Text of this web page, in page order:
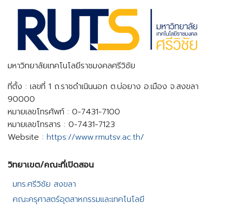
มหาวิทยาลัยเทคโนโลยีราชมงคลศรีวิชัย
ที่ตั้ง : เลขที่ 1 ถ.ราชดำเนินนอก ต.บ่อยาง อ.เมือง จ.สงขลา
90000
หมายเลขโทรศัพท์ : 0-7431-7100
หมายเลขโทรสาร : 0-7431-7123
Website : https://www.rmutsv.ac.th/
วิทยาเขต/คณะที่เปิดสอน​
มทร.ศรีวิชัย สงขลา​
คณะครุศาสตร์อุตสาหกรรมและเทคโนโลยี​